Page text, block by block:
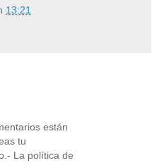
13:21
están
tu
La política de